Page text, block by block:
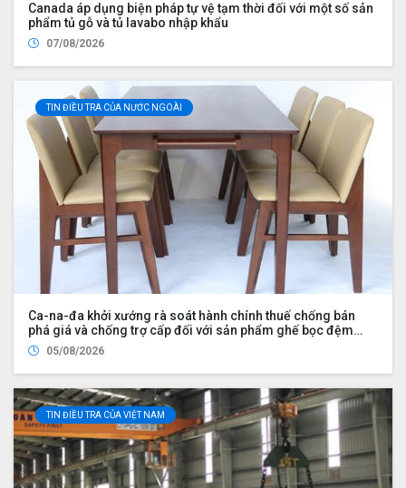
Canada áp dụng biện pháp tự vệ tạm thời đối với một số sản
phẩm tủ gỗ và tủ lavabo nhập khẩu
07/08/2026
TIN ĐIỀU TRA CỦA NƯỚC NGOÀI
Ca-na-đa khởi xướng rà soát hành chính thuế chống bán
phá giá và chống trợ cấp đối với sản phẩm ghế bọc đệm
nhập khẩu từ Trung Quốc và Việt Nam, đồng thời nhập khẩu
từ Hoa Kỳ bởi Công ty Wayfair LLC (UDS 2026 UP2)
05/08/2026
TIN ĐIỀU TRA CỦA VIỆT NAM